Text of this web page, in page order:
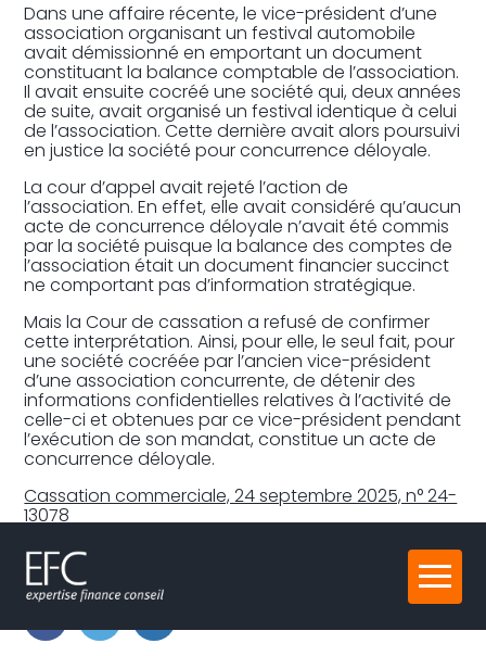
Aller
au
Dans une affaire récente, le vice-président d’une
association organisant un festival automobile
avait démissionné en emportant un document
constituant la balance comptable de l’association.
Il avait ensuite cocréé une société qui, deux années
de suite, avait organisé un festival identique à celui
de l’association. Cette dernière avait alors poursuivi
en justice la société pour concurrence déloyale.
La cour d’appel avait rejeté l’action de
l’association. En effet, elle avait considéré qu’aucun
acte de concurrence déloyale n’avait été commis
par la société puisque la balance des comptes de
l’association était un document financier succinct
ne comportant pas d’information stratégique.
Mais la Cour de cassation a refusé de confirmer
cette interprétation. Ainsi, pour elle, le seul fait, pour
une société cocréée par l’ancien vice-président
d’une association concurrente, de détenir des
informations confidentielles relatives à l’activité de
celle-ci et obtenues par ce vice-président pendant
l’exécution de son mandat, constitue un acte de
concurrence déloyale.
Cassation commerciale, 24 septembre 2025, n° 24-
13078
Partager :
FaceBook
TwitterLinkedIn